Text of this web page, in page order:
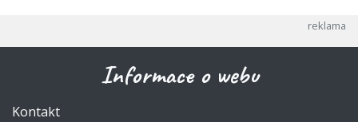
Informace o webu
Kontakt